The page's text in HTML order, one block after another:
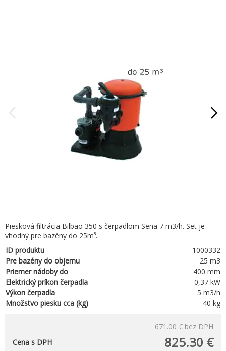
Piesková filtrácia Bilbao 350 s čerpadlom Sena 7 m3/h. Set je
vhodný pre bazény do 25m³​.
ID produktu
1000332
Pre bazény do objemu
25 m3
Priemer nádoby do
400 mm
Elektrický príkon čerpadla
0,37 kW
Výkon čerpadla
5 m3/h
Množstvo piesku cca (kg)
40 kg
671.00 € bez DPH
825.30 €
Cena s DPH